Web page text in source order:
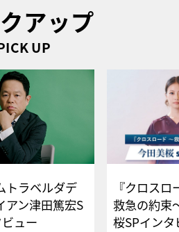
アップ
UP
トラベルダデ
アン津田篤宏S
タビュー
『クロス
救急の約束
桜SPイ